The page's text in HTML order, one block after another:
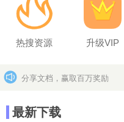
热搜资源 升级VIP
分享文档，赢取百万奖励
最新下载